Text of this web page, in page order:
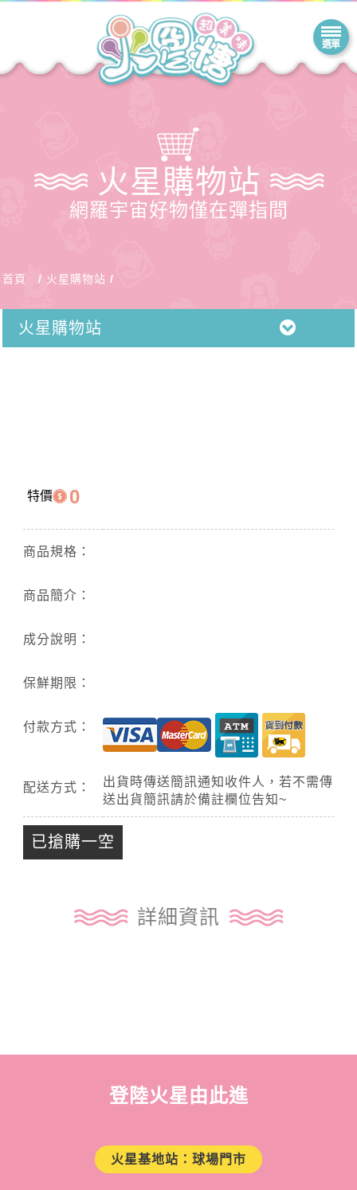
火星購物站
網羅宇宙好物僅在彈指間
首頁 火星購物站
火星購物站
特價 0
商品規格：
商品簡介：
成分說明：
保鮮期限：
付款方式：
配送方式：
出貨時傳送簡訊通知收件人，若不需傳
送出貨簡訊請於備註欄位告知~
已搶購一空
詳細資訊
登陸火星由此進
火星基地站：球場門市